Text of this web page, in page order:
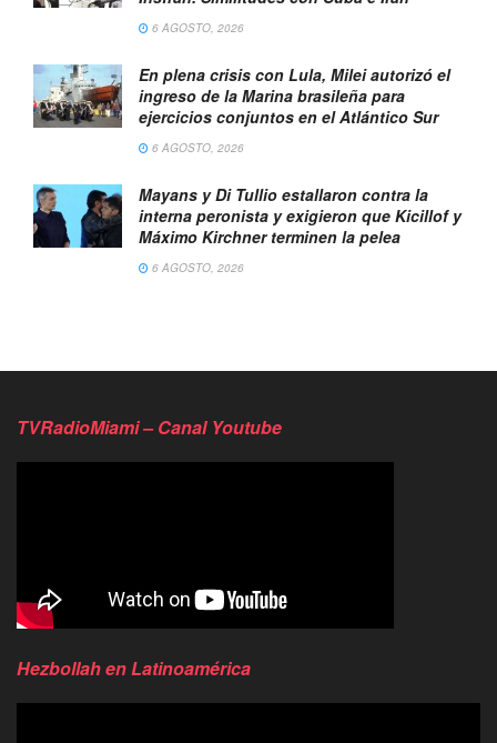
6 AGOSTO, 2026
En plena crisis con Lula, Milei autorizó el
ingreso de la Marina brasileña para
ejercicios conjuntos en el Atlántico Sur
6 AGOSTO, 2026
Mayans y Di Tullio estallaron contra la
interna peronista y exigieron que Kicillof y
Máximo Kirchner terminen la pelea
6 AGOSTO, 2026
TVRadioMiami – Canal Youtube
Hezbollah en Latinoamérica